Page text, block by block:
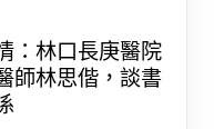
：林口長庚醫院
師林思偕，談書